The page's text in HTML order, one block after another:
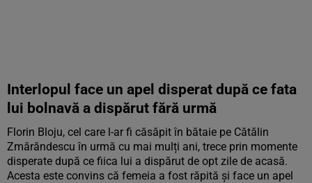
Interlopul face un apel disperat după ce fata
lui bolnavă a dispărut fără urmă
Florin Bloju, cel care l-ar fi căsăpit în bătaie pe Cătălin
Zmărăndescu în urmă cu mai mulți ani, trece prin momente
disperate după ce fiica lui a dispărut de opt zile de acasă.
Acesta este convins că femeia a fost răpită și face un apel